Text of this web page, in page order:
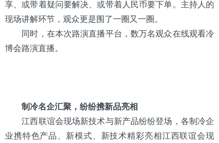
享、或带着疑问要解决、或带着人民币要下单。主持人的
现场讲解环节，观众更是围了一圈又一圈。
同时，在本次路演直播平台，数万名观众在线观看冷
博会路演直播。
制冷名企汇聚，纷纷携新品亮相
江西联谊会现场新技术与新产品纷纷登场，各制冷企
业携特色产品、新模式、新技术精彩亮相江西联谊会现